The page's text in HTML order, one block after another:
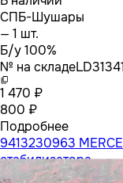
СПБ-Шушары
— 1 шт.
Б/у 100%
№ на складе
1 470 ₽
800 ₽
Подробнее
9413230963
стабилизатора